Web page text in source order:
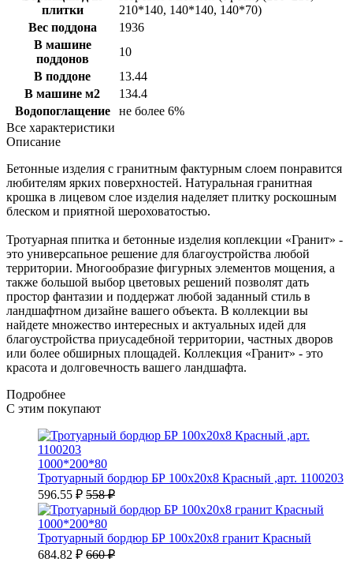
плитки
210*140, 140*140, 140*70)
Вес поддона
1936
В машине
поддонов
10
В поддоне
13.44
В машине м2
134.4
Водопоглащение
не более 6%
Все характеристики
Описание
Бетонные изделия с гранитным фактурным слоем понравится
любителям ярких поверхностей. Натуральная гранитная
крошка в лицевом слое изделия наделяет плитку роскошным
блеском и приятной шероховатостью.
Тротуарная ппитка и бетонные изделия коплекции «Гранит» -
это универсапьное решение для благоустройства любой
территории. Многообразие фигурных элементов мощения, а
также большой выбор цветовых решений позволят дать
простор фантазии и поддержат любой заданный стиль в
ландшафтном дизайне вашего объекта. В коллекции вы
найдете множество интересных и актуальных идей для
благоустройства приусадебной территории, частных дворов
или более обширных площадей. Коллекция «Гранит» - это
красота и долговечность вашего ландшафта.
Подробнее
С этим покупают
1000*200*80
Тротуарный бордюр БР 100х20х8 Красный ,арт. 1100203
596.55 ₽ 558 ₽
1000*200*80
Тротуарный бордюр БР 100х20х8 гранит Красный
684.82 ₽ 660 ₽